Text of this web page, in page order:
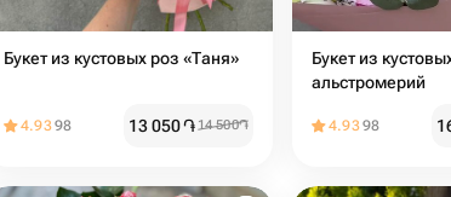
Букет из кустовых роз «Таня»
4.9398 13 050֏14 500֏
Букет из
альстромерий
4.9398